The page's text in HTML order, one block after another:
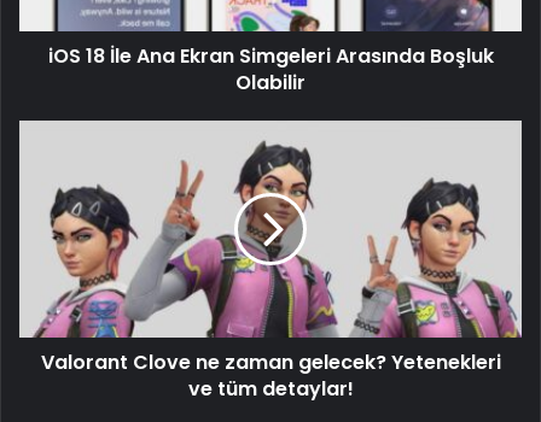
iOS 18 İle Ana Ekran Simgeleri Arasında Boşluk
Olabilir
Valorant Clove ne zaman gelecek? Yetenekleri
ve tüm detaylar!